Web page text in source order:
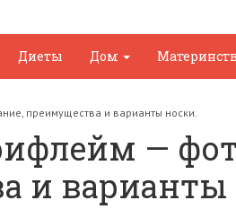
Диеты Дом
преимущества и варианты носки.
—
и варианты